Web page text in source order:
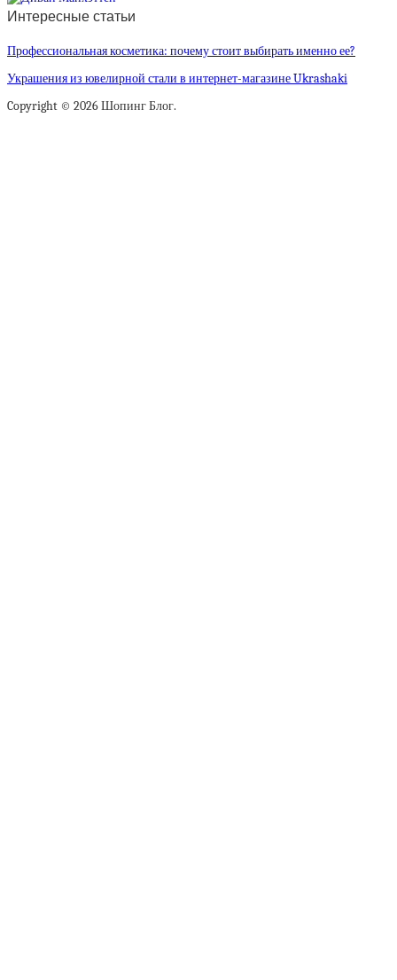
Интересные статьи
Профессиональная косметика: почему стоит выбирать именно ее?
Украшения из ювелирной стали в интернет-магазине Ukrashaki
Copyright © 2026 Шопинг Блог.